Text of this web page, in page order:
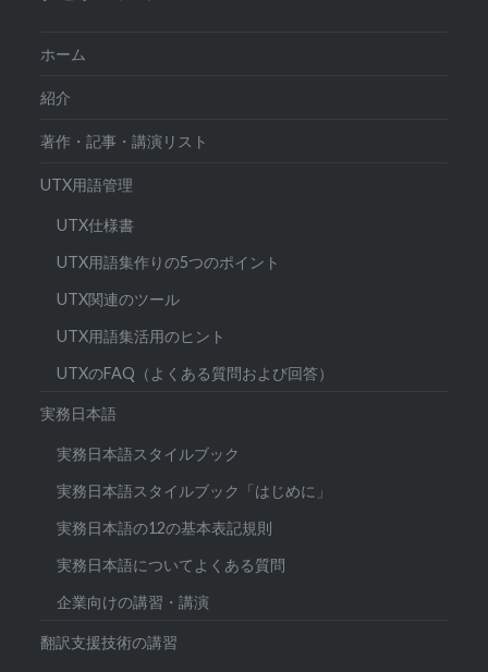
ホーム
紹介
著作・記事・講演リスト
UTX用語管理
UTX仕様書
UTX用語集作りの5つのポイント
UTX関連のツール
UTX用語集活用のヒント
UTXのFAQ（よくある質問および回答）
実務日本語
実務日本語スタイルブック
実務日本語スタイルブック「はじめに」
実務日本語の12の基本表記規則
実務日本語についてよくある質問
企業向けの講習・講演
翻訳支援技術の講習